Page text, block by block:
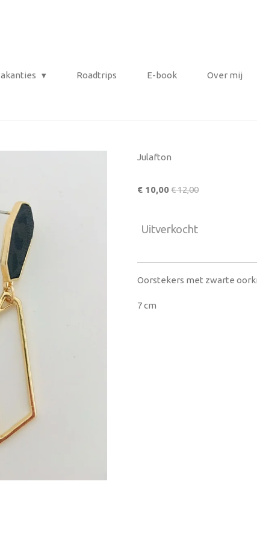
Roadtrips E-book Over mij
Julafton
€ 10,00€ 12,00
Uitverkocht
Oorstekers met zwarte
7 cm